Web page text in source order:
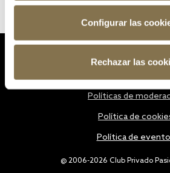
Configurar las
Rechazar las
@ 2006-2026 Club Privado
Políticas de
Política de
Política de